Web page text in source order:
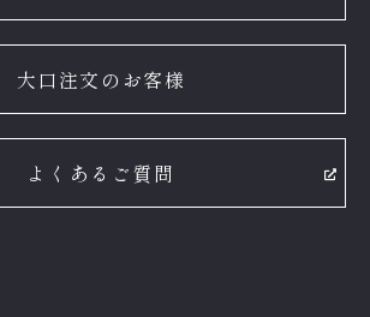
大口注文のお客様
よくあるご質問